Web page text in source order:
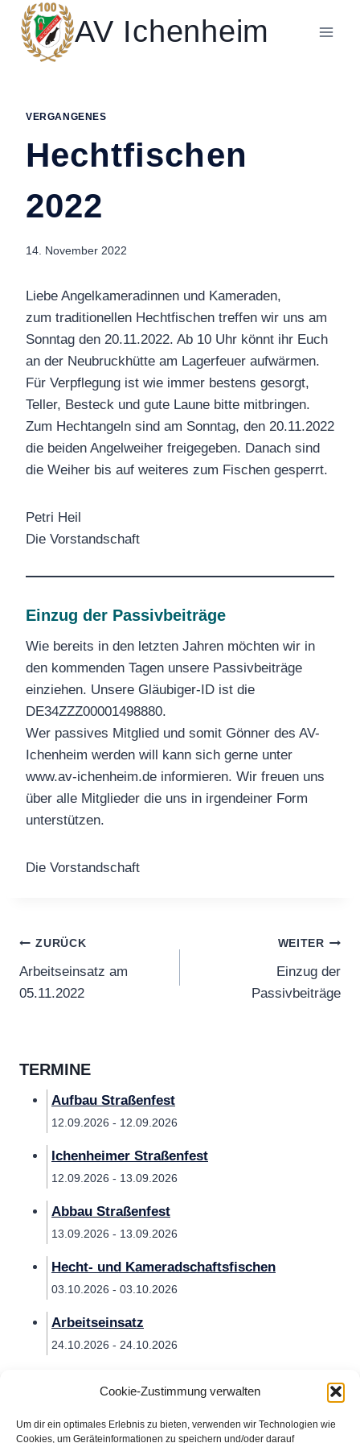
Cookie-Zustimmung verwalten
Um dir ein optimales Erlebnis zu bieten, verwenden wir Technologien wie
Cookies, um Geräteinformationen zu speichern und/oder darauf
Zum
Inhalt
springen
AV Ichenheim
VERGANGENES
Hechtfischen
2022
14. November 2022
Liebe Angelkameradinnen und Kameraden,
zum traditionellen Hechtfischen treffen wir uns am
Sonntag den 20.11.2022. Ab 10 Uhr könnt ihr Euch
an der Neubruckhütte am Lagerfeuer aufwärmen.
Für Verpflegung ist wie immer bestens gesorgt,
Teller, Besteck und gute Laune bitte mitbringen.
Zum Hechtangeln sind am Sonntag, den 20.11.2022
die beiden Angelweiher freigegeben. Danach sind
die Weiher bis auf weiteres zum Fischen gesperrt.
Petri Heil
Die Vorstandschaft
Einzug der Passivbeiträge
Wie bereits in den letzten Jahren möchten wir in
den kommenden Tagen unsere Passivbeiträge
einziehen. Unsere Gläubiger-ID ist die
DE34ZZZ00001498880.
Wer passives Mitglied und somit Gönner des AV-
Ichenheim werden will kann sich gerne unter
www.av-ichenheim.de informieren. Wir freuen uns
über alle Mitglieder die uns in irgendeiner Form
unterstützen.
Die Vorstandschaft
Beitragsnavigation
ZURÜCK
Arbeitseinsatz am
05.11.2022
WEITER
Einzug der
Passivbeiträge
TERMINE
Aufbau Straßenfest
12.09.2026 - 12.09.2026
Ichenheimer Straßenfest
12.09.2026 - 13.09.2026
Abbau Straßenfest
13.09.2026 - 13.09.2026
Hecht- und Kameradschaftsfischen
03.10.2026 - 03.10.2026
Arbeitseinsatz
24.10.2026 - 24.10.2026